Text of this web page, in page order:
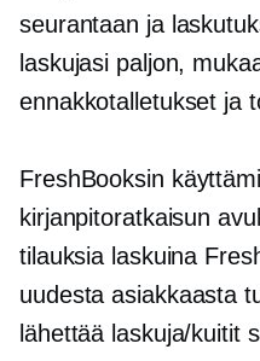
seurantaan ja
laskujasi paljon,
ennakkotalletukset ja
FreshBooksin
kirjanpitoratkaisun
tilauksia laskuina
uudesta asiakkaasta
lähettää laskuja/kuitit